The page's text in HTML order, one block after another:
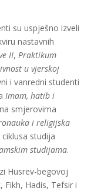
su uspješno izveli
nastavnih
II, Praktikum
u vjerskoj
i vanredni studenti
Imam, hatib i
smjerovima
i religijska
studija
studijama.
Husrev-begovoj
Fikh, Hadis, Tefsir i